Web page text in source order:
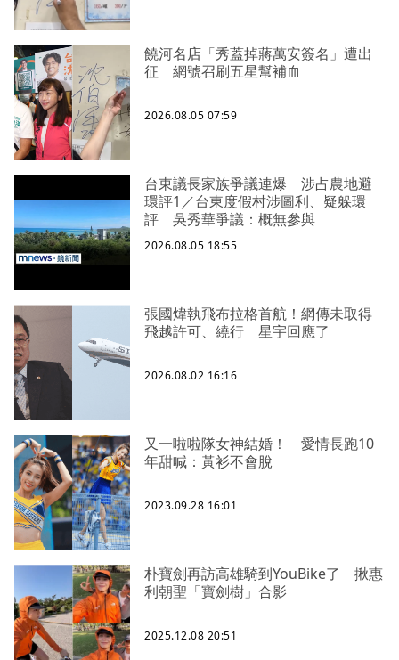
饒河名店「秀蓋掉蔣萬安簽名」遭出
征 網號召刷五星幫補血
2026.08.05 07:59
台東議長家族爭議連爆 涉占農地避
環評1／台東度假村涉圖利、疑躲環
評 吳秀華爭議：概無參與
2026.08.05 18:55
張國煒執飛布拉格首航！網傳未取得
飛越許可、繞行 星宇回應了
2026.08.02 16:16
又一啦啦隊女神結婚！ 愛情長跑10
年甜喊：黃衫不會脫
2023.09.28 16:01
朴寶劍再訪高雄騎到YouBike了 揪惠
利朝聖「寶劍樹」合影
2025.12.08 20:51